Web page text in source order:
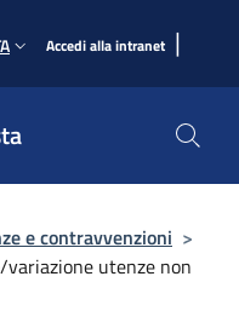
Accedi alla intranet |
e contravvenzioni >
utenze non